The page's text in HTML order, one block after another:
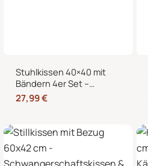
Stuhlkissen 40×40 mit
Bändern 4er Set –
Sitzkissen für Indoor &
Outdoor
27,99€